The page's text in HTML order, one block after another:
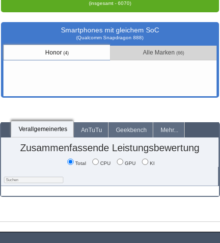
(insgesamt - 6070)
Smartphones mit gleichem SoC
(Qualcomm Snapdragon 888)
Honor (4) Alle Marken (66)
Verallgemeinertes AnTuTu Geekbench Mehr...
Zusammenfassende Leistungsbewertung
Total CPU GPU KI